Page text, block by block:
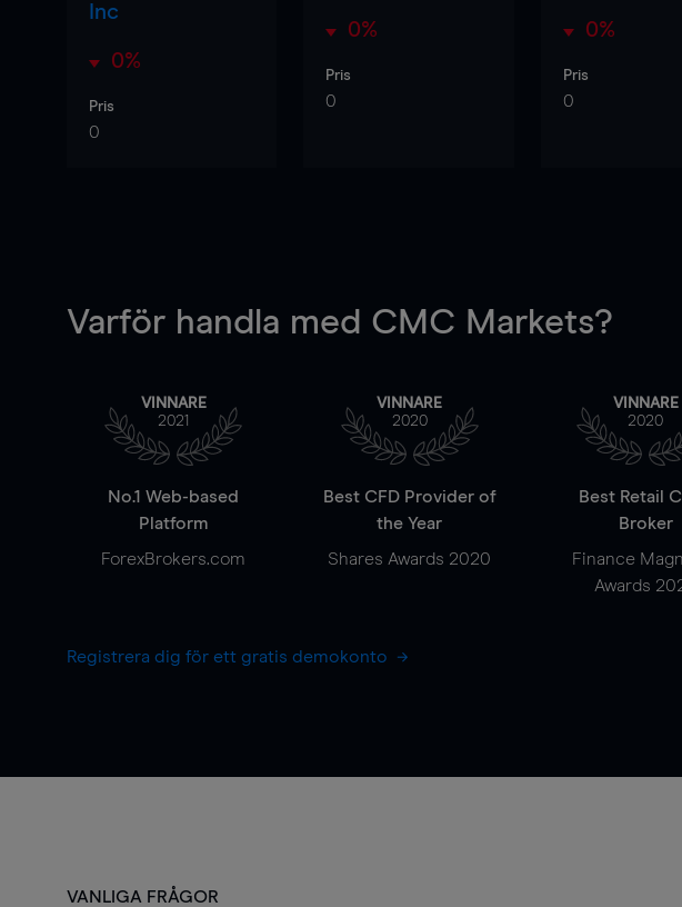
Inc
0%
Pris
0
0%
Pris
0
0%
Pris
0
Varför handla med CMC Markets?
VINNARE
2021
No.1 Web-based
Platform
ForexBrokers.com
VINNARE
2020
Best CFD Provider of
the Year
Shares Awards 2020
VINNARE
2020
Best Retail
Broker
Finance
Awards
Registrera dig för ett gratis demokonto
VANLIGA FRÅGOR